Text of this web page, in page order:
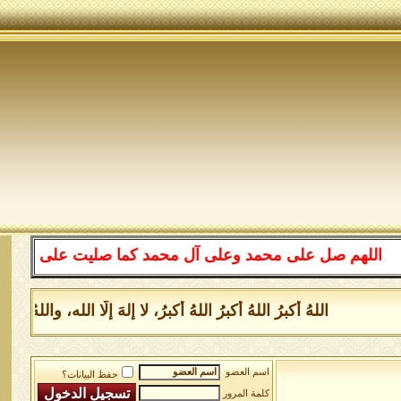
صل على محمد وعلى آل محمد كما صليت على إبراهيم
اللهُ أكبرُ اللهُ أكبرُ اللهُ أكبرُ، لا إلهَ إلَّا الله،
اسم العضو
حفظ البيانات؟
كلمة المرور